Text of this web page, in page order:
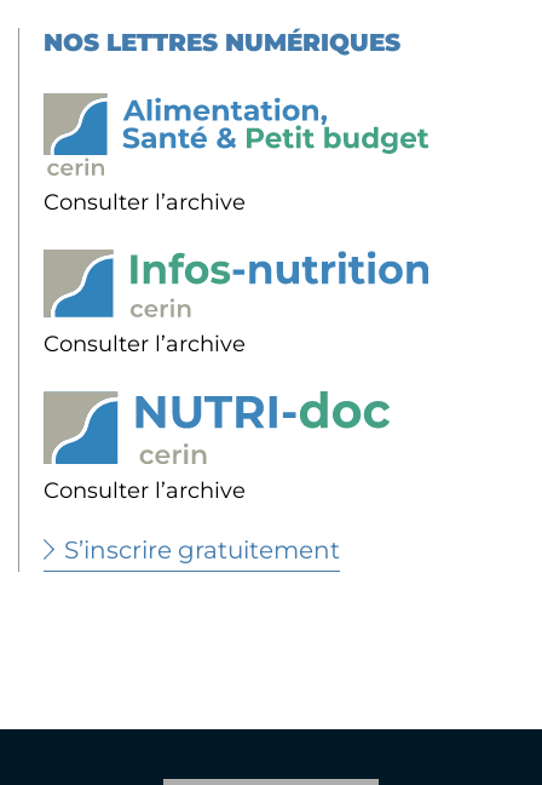
NOS LETTRES NUMÉRIQUES
Consulter l’archive
Consulter l’archive
Consulter l’archive
S’inscrire gratuitement